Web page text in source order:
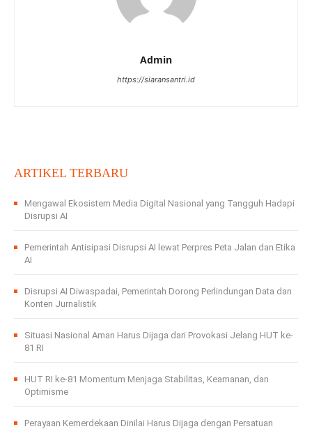
Admin
https://siaransantri.id
ARTIKEL TERBARU
Mengawal Ekosistem Media Digital Nasional yang Tangguh Hadapi
Disrupsi AI
Pemerintah Antisipasi Disrupsi AI lewat Perpres Peta Jalan dan Etika
AI
Disrupsi AI Diwaspadai, Pemerintah Dorong Perlindungan Data dan
Konten Jurnalistik
Situasi Nasional Aman Harus Dijaga dari Provokasi Jelang HUT ke-
81 RI
HUT RI ke-81 Momentum Menjaga Stabilitas, Keamanan, dan
Optimisme
Perayaan Kemerdekaan Dinilai Harus Dijaga dengan Persatuan